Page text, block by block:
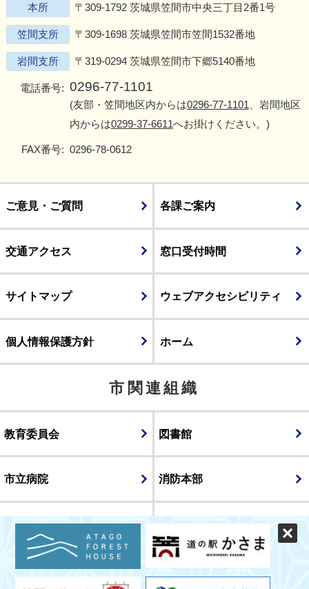
本所 〒309-1792 茨城県笠間市中央三丁目2番1号
笠間支所 〒309-1698 茨城県笠間市笠間1532番地
岩間支所 〒319-0294 茨城県笠間市下郷5140番地
電話番号: 0296-77-1101
(友部・笠間地区内からは0296-77-1101、岩間地区
内からは0299-37-6611へお掛けください。)
FAX番号: 0296-78-0612
ご意見・ご質問 各課ご案内
交通アクセス 窓口受付時間
サイトマップ ウェブアクセシビリティ
個人情報保護方針 ホーム
市関連組織
教育委員会 図書館
市立病院 消防本部
議会
表示 スマートフォン版 パソコン版